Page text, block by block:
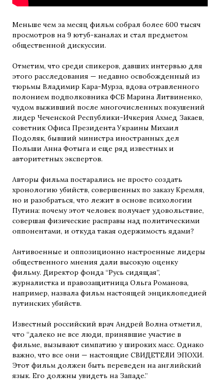
Меньше чем за месяц фильм собрал более 600 тысяч
просмотров на 9 ютуб-каналах и стал предметом
общественной дискуссии.
Отметим, что среди спикеров, давших интервью для
этого расследования — недавно освобожденный из
тюрьмы Владимир Кара-Мурза, вдова отравленного
полонием подполковника ФСБ Марина Литвиненко,
чудом выживший после многочисленных покушений
лидер Чеченской Республики-Ичкерия Ахмед Закаев,
советник Офиса Президента Украины Михаил
Подоляк, бывший министра иностранных дел
Польши Анна Фотыга и еще ряд известных и
авторитетных экспертов.
Авторы фильма постарались не просто создать
хронологию убийств, совершенных по заказу Кремля,
но и разобраться, что лежит в основе психологии
Путина: почему этот человек получает удовольствие,
совершая физические расправы над политическими
оппонентами, и откуда такая одержимость ядами?
Антивоенные и оппозиционно настроенные лидеры
общественного мнения дали высокую оценку
фильму. Директор фонда “Русь сидящая”,
журналистка и правозащитница Ольга Романова,
например, назвала фильм настоящей энциклопедией
путинских убийств.
Известный российский врач Андрей Волна отметил,
что “далеко не все люди, принявшие участие в
фильме, вызывают симпатию у широких масс. Однако
важно, что все они — настоящие СВИДЕТЕЛИ ЭПОХИ.
Этот фильм должен быть переведен на английский
язык. Его должны увидеть на Западе.”